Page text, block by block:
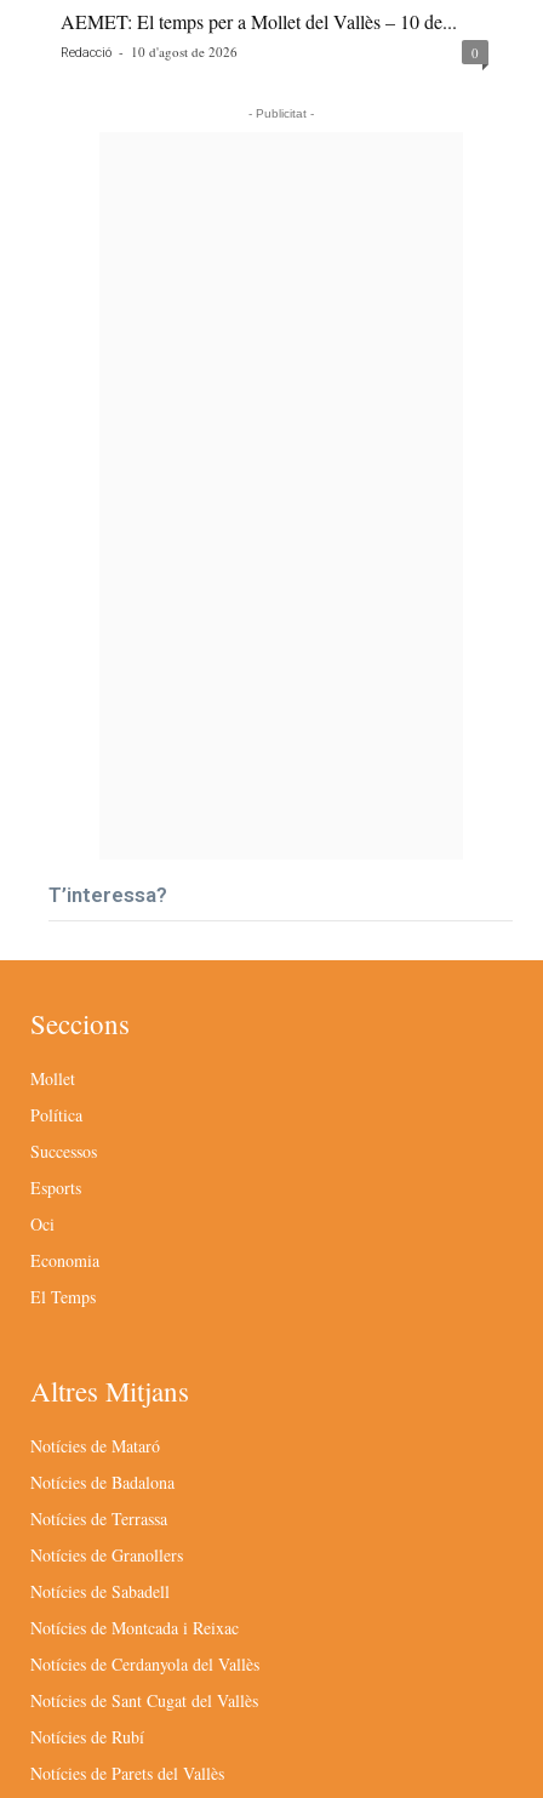
AEMET: El temps per a Mollet del Vallès – 10 de...
Redacció - 10 d'agost de 2026 0
- Publicitat -
T’interessa?
Seccions
Mollet
Política
Successos
Esports
Oci
Economia
El Temps
Altres Mitjans
Notícies de Mataró
Notícies de Badalona
Notícies de Terrassa
Notícies de Granollers
Notícies de Sabadell
Notícies de Montcada i Reixac
Notícies de Cerdanyola del Vallès
Notícies de Sant Cugat del Vallès
Notícies de Rubí
Notícies de Parets del Vallès